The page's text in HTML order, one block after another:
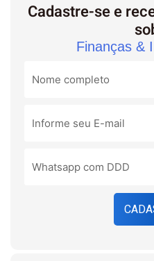
Cadastre-se e
Finanças &